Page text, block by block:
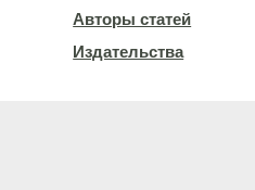
Авторы статей
Издательства